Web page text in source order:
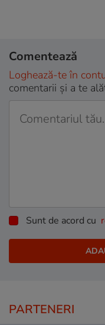
Comentează
Loghează-te în
comentarii și a te
Sunt de acord cu
PARTENERI